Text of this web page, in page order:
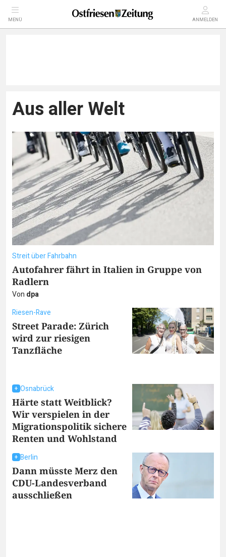
MENÜ ANMELDEN
Aus aller Welt
Streit über Fahrbahn
Autofahrer fährt in Italien in Gruppe von
Radlern
Von dpa
Riesen-Rave
Street Parade: Zürich
wird zur riesigen
Tanzfläche
Osnabrück
Härte statt Weitblick?
Wir verspielen in der
Migrationspolitik sichere
Renten und Wohlstand
Berlin
Dann müsste Merz den
CDU-Landesverband
ausschließen